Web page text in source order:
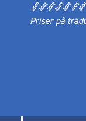
200020012002200320042005
Priser på